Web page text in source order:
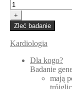
+
Zleć badanie
Kardiologia
Dla kogo?
Badanie
mają